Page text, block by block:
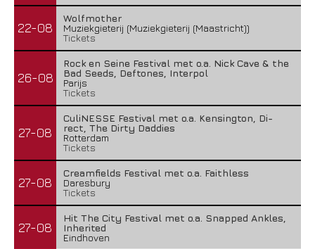
22-08
Wolfmother
Muziekgieterij (Muziekgieterij (Maastricht))
Tickets
26-08
Rock en Seine Festival met o.a. Nick Cave & the
Bad Seeds, Deftones, Interpol
Parijs
Tickets
27-08
CuliNESSE Festival met o.a. Kensington, Di-
rect, The Dirty Daddies
Rotterdam
Tickets
27-08
Creamfields Festival met o.a. Faithless
Daresbury
Tickets
27-08
Hit The City Festival met o.a. Snapped Ankles,
Inherited
Eindhoven